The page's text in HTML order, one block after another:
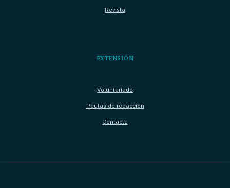
Revista
EXTENSIÓN
Voluntariado
Pautas de redacción
Contacto